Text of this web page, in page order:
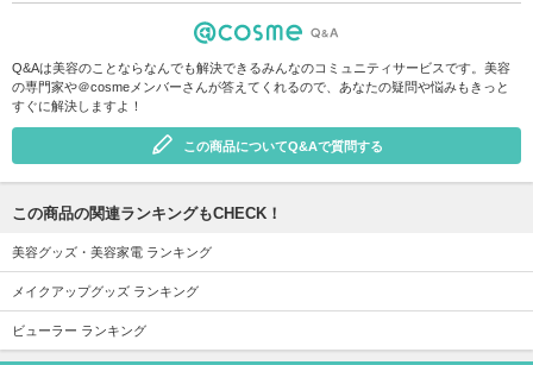
Q&Aは美容のことならなんでも解決できるみんなのコミュニティサービスです。美容
の専門家や＠cosmeメンバーさんが答えてくれるので、あなたの疑問や悩みもきっと
すぐに解決しますよ！
この商品についてQ&Aで質問する
この商品の関連ランキングもCHECK！
美容グッズ・美容家電 ランキング
メイクアップグッズ ランキング
ビューラー ランキング